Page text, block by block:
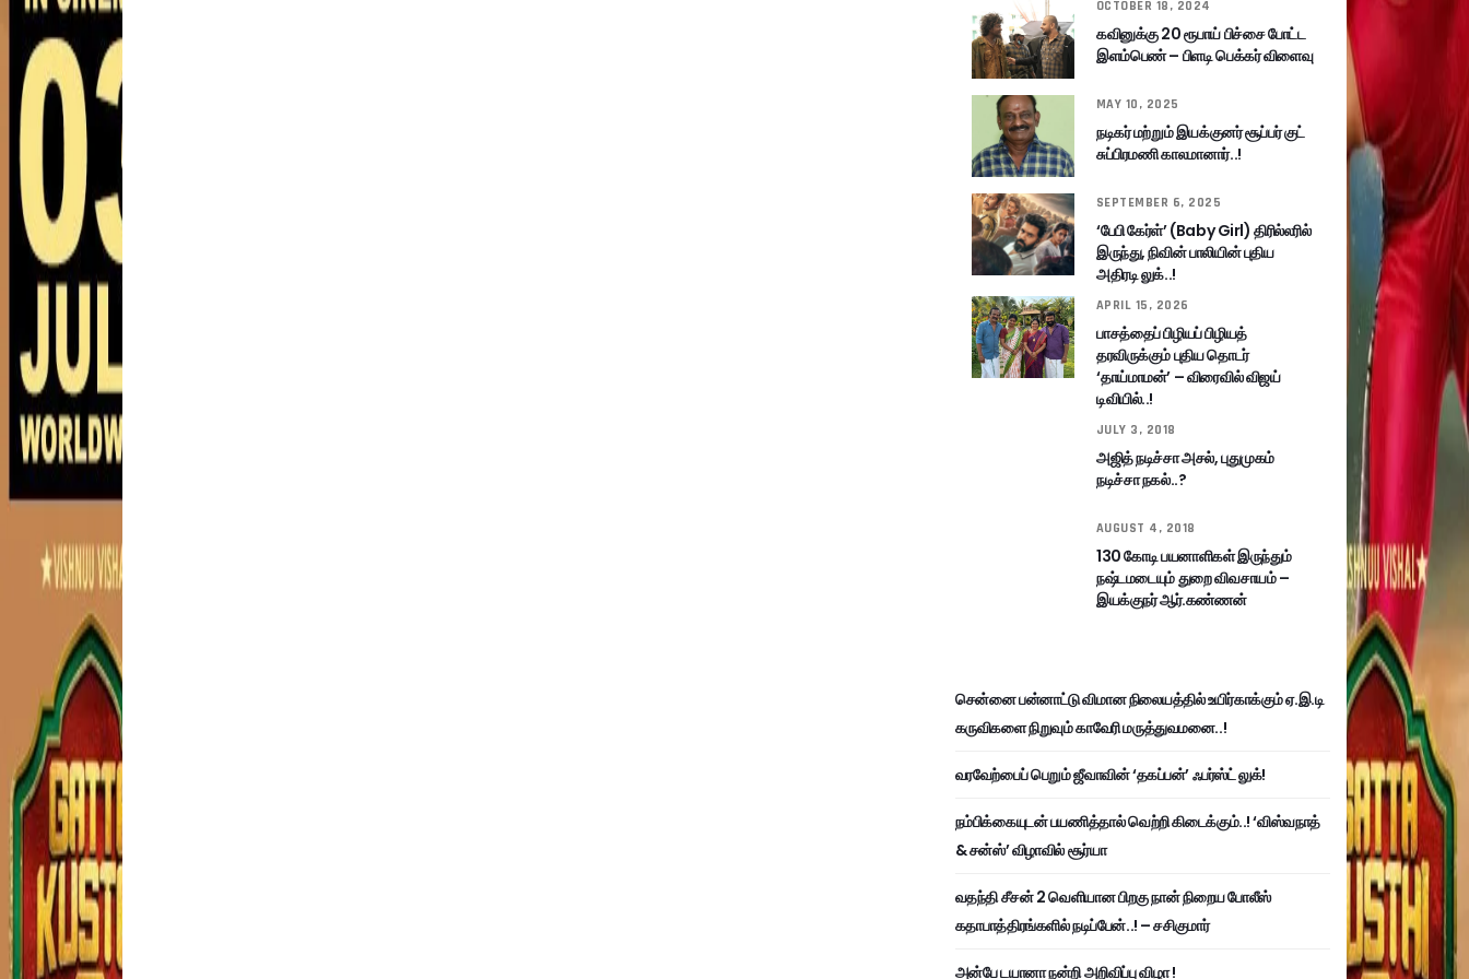
OCTOBER 18, 2024
கவினுக்கு 20 ரூபாய் பிச்சை போட்ட
இளம்பெண் – பிளடி பெக்கர் விளைவு
MAY 10, 2025
நடிகர் மற்றும் இயக்குனர் சூப்பர் குட்
சுப்பிரமணி காலமானார்..!
SEPTEMBER 6, 2025
‘பேபி கேர்ள்’ (Baby Girl) திரில்லரில்
இருந்து, நிவின் பாலியின் புதிய
அதிரடி லுக்..!
APRIL 15, 2026
பாசத்தைப் பிழியப் பிழியத்
தரவிருக்கும் புதிய தொடர்
‘தாய்மாமன்’ – விரைவில் விஜய்
டிவியில்..!
JULY 3, 2018
அஜித் நடிச்சா அசல், புதுமுகம்
நடிச்சா நகல்..?
AUGUST 4, 2018
130 கோடி பயனாளிகள் இருந்தும்
நஷ்டமடையும் துறை விவசாயம் –
இயக்குநர் ஆர்.கண்ணன்
சென்னை பன்னாட்டு விமான நிலையத்தில் உயிர்காக்கும் ஏ.இ.டி
கருவிகளை நிறுவும் காவேரி மருத்துவமனை..!
வரவேற்பைப் பெறும் ஜீவாவின் ‘தகப்பன்’ ஃபர்ஸ்ட் லுக்!
நம்பிக்கையுடன் பயணித்தால் வெற்றி கிடைக்கும்..! ‘விஸ்வநாத்
& சன்ஸ்’ விழாவில் சூர்யா
வதந்தி சீசன் 2 வெளியான பிறகு நான் நிறைய போலீஸ்
கதாபாத்திரங்களில் நடிப்பேன்..! – சசிகுமார்
அன்பே டயானா நன்றி அறிவிப்பு விழா !